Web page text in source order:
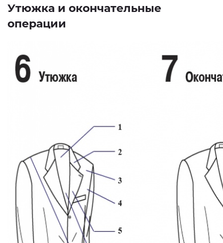
Утюжка и окончательные
операции